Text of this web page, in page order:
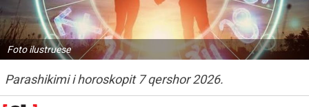
Foto ilustruese
Parashikimi i horoskopit 7 qershor 2026.